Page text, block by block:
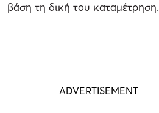
βάση τη δική του καταμέτρηση.